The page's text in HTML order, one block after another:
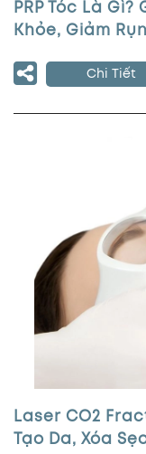
PRP Tóc Là
Khỏe, Giảm
Chi Tiết
Laser CO2
Tạo Da, Xóa